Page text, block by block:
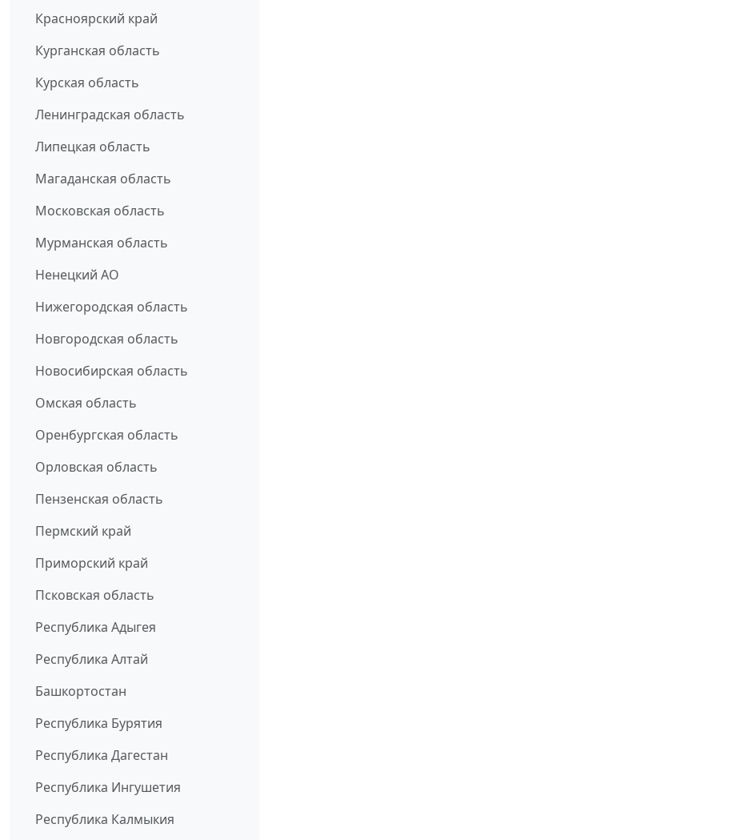
Красноярский край
Курганская область
Курская область
Ленинградская область
Липецкая область
Магаданская область
Московская область
Мурманская область
Ненецкий АО
Нижегородская область
Новгородская область
Новосибирская область
Омская область
Оренбургская область
Орловская область
Пензенская область
Пермский край
Приморский край
Псковская область
Республика Адыгея
Республика Алтай
Башкортостан
Республика Бурятия
Республика Дагестан
Республика Ингушетия
Республика Калмыкия